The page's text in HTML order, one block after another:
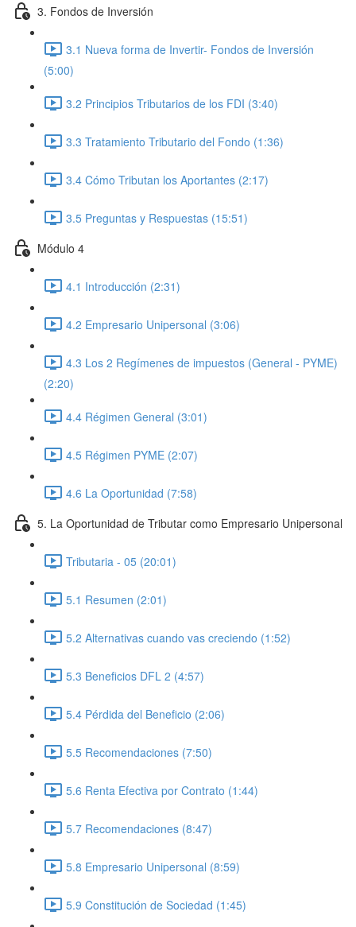
3. Fondos de Inversión
3.1 Nueva forma de Invertir- Fondos de Inversión
(5:00)
3.2 Principios Tributarios de los FDI (3:40)
3.3 Tratamiento Tributario del Fondo (1:36)
3.4 Cómo Tributan los Aportantes (2:17)
3.5 Preguntas y Respuestas (15:51)
Módulo 4
4.1 Introducción (2:31)
4.2 Empresario Unipersonal (3:06)
4.3 Los 2 Regímenes de impuestos (General - PYME)
(2:20)
4.4 Régimen General (3:01)
4.5 Régimen PYME (2:07)
4.6 La Oportunidad (7:58)
5. La Oportunidad de Tributar como Empresario Unipersonal
Tributaria - 05 (20:01)
5.1 Resumen (2:01)
5.2 Alternativas cuando vas creciendo (1:52)
5.3 Beneficios DFL 2 (4:57)
5.4 Pérdida del Beneficio (2:06)
5.5 Recomendaciones (7:50)
5.6 Renta Efectiva por Contrato (1:44)
5.7 Recomendaciones (8:47)
5.8 Empresario Unipersonal (8:59)
5.9 Constitución de Sociedad (1:45)